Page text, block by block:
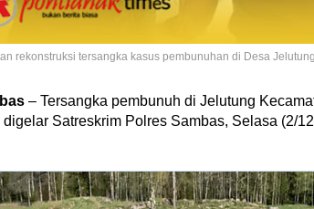
rekonstruksi tersangka kasus pembunuhan di Desa
– Tersangka pembunuh di Jelutung
digelar Satreskrim Polres Sambas, Selasa (2/